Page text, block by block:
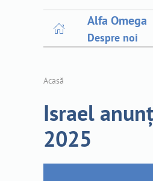
Alfa Omega
Despre noi
Acasă
Israel
2025